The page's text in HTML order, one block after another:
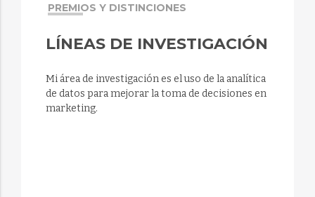
PREMIOS Y DISTINCIONES
LÍNEAS DE INVESTIGACIÓN
Mi área de investigación es el uso de la analítica
de datos para mejorar la toma de decisiones en
marketing.